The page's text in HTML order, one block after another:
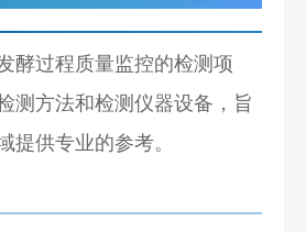
酵过程质量监控的检测项
测方法和检测仪器设备，旨
提供专业的参考。